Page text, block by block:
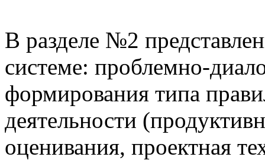
В разделе №2
системе: проблемно-
формирования типа
деятельности
оценивания, проектная